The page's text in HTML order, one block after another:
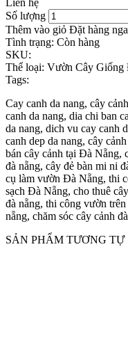
Số lượng
Thêm vào giỏ Đặt hàng
Tình trạng: Còn hàng
SKU:
Thể loại: Vườn Cây Giống
Tags:
Cay canh da nang, cây
canh da nang, dia chi ban
da nang, dich vu cay canh
canh dep da nang, cây
bán cây cảnh tại Đà Nẵng,
đà nẵng, cây đẻ bàn mi ni
cụ làm vườn Đà Nẵng, thi
sạch Đà Nẵng, cho thuê
đà nẵng, thi công vườn
nẵng, chăm sóc cây cảnh
SẢN PHẨM TƯƠNG TỰ